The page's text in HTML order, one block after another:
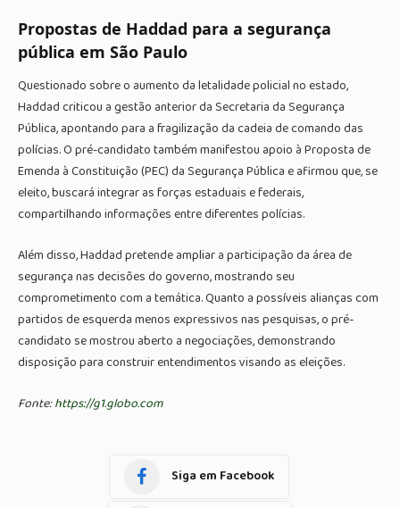
Propostas de Haddad para a segurança
pública em São Paulo
Questionado sobre o aumento da letalidade policial no estado,
Haddad criticou a gestão anterior da Secretaria da Segurança
Pública, apontando para a fragilização da cadeia de comando das
polícias. O pré-candidato também manifestou apoio à Proposta de
Emenda à Constituição (PEC) da Segurança Pública e afirmou que, se
eleito, buscará integrar as forças estaduais e federais,
compartilhando informações entre diferentes polícias.
Além disso, Haddad pretende ampliar a participação da área de
segurança nas decisões do governo, mostrando seu
comprometimento com a temática. Quanto a possíveis alianças com
partidos de esquerda menos expressivos nas pesquisas, o pré-
candidato se mostrou aberto a negociações, demonstrando
disposição para construir entendimentos visando as eleições.
Fonte:https://g1.globo.com
Siga em Facebook